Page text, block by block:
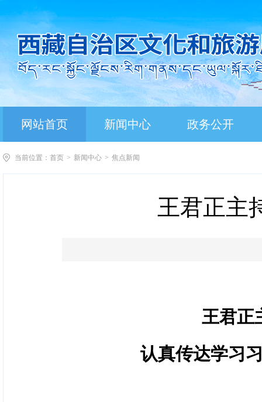
网站首页 新闻中心 政务公开
当前位置： 首页 > 新闻中心 > 焦点新闻
王君正主
王君正
认真传达学习